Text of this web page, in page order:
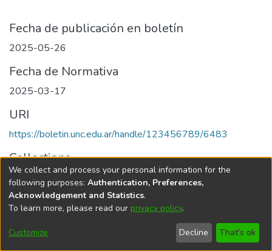
Fecha de publicación en boletín
2025-05-26
Fecha de Normativa
2025-03-17
URI
https://boletin.unc.edu.ar/handle/123456789/6483
Collections
Edición 001/2025 del 26 de mayo de 2025
Universidad Nacional de Córdoba
We collect and process your personal information for the
following purposes: Authentication, Preferences,
Acknowledgement and Statistics.
To learn more, please read our privacy policy.
Customize Decline That's ok